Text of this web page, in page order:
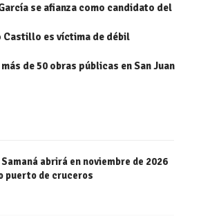
se afianza como candidato del
es víctima de débil
de 50 obras públicas en San Juan
abrirá en noviembre de 2026
puerto de cruceros